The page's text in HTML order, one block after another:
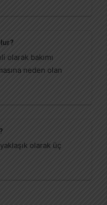
olarak bakımı
neden olan
olarak üç